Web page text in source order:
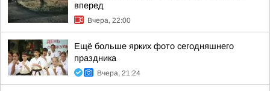
вперед
Вчера, 22:00
Ещё больше ярких фото сегодняшнего
праздника
Вчера, 21:24